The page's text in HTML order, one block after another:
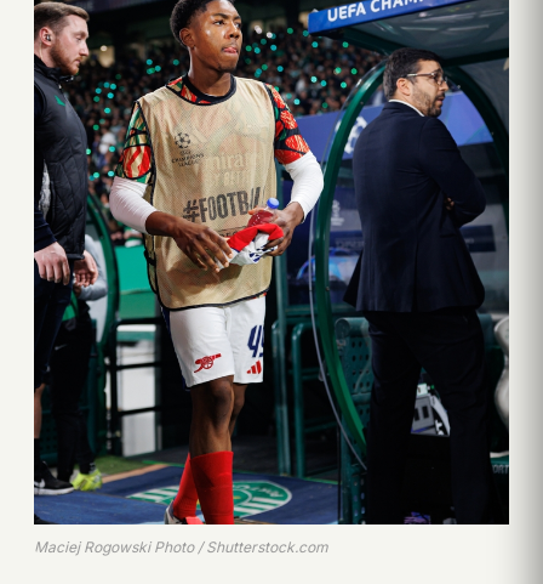
Maciej Rogowski Photo / Shutterstock.com